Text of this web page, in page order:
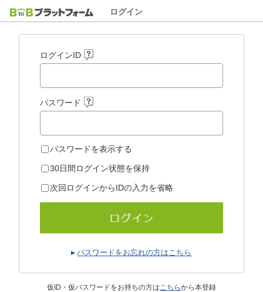
ログイン
ログインID
パスワード
パスワードを表示する
30日間ログイン状態を保持
次回ログインからIDの入力を省略
パスワードをお忘れの方はこちら
仮ID・仮パスワードをお持ちの方はこちらから本登録